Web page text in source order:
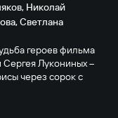
, Николай
,Светлана
героев фильма
Сергея Лукониных –
через сорок с